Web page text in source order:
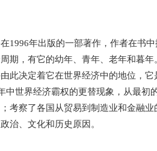
年出版的一部著作，作者在书中
期，有它的幼年、青年、老年和暮
此决定着它在世界经济中的地位，
中世界经济霸权的更替现象，从最初
考察了各国从贸易到制造业和金融
治、文化和历史原因。